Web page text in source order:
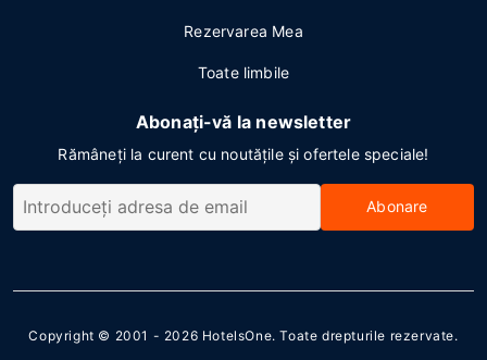
Rezervarea Mea
Toate limbile
Abonați-vă la newsletter
Rămâneți la curent cu noutățile și ofertele speciale!
Abonare
Copyright © 2001 - 2026 HotelsOne. Toate drepturile rezervate.